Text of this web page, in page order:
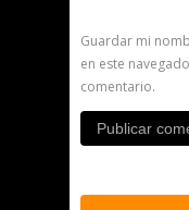
Guardar mi
en este
comentario.